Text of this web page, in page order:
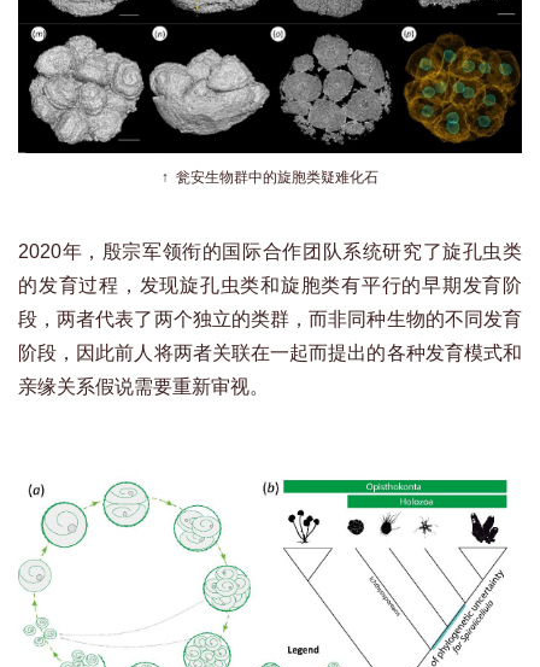
↑ 瓮安生物群中的旋胞类疑难化石
2020年，殷宗军领衔的国际合作团队系统研究了旋孔虫类
的发育过程，发现旋孔虫类和旋胞类有平行的早期发育阶
段，两者代表了两个独立的类群，而非同种生物的不同发育
阶段，因此前人将两者关联在一起而提出的各种发育模式和
亲缘关系假说需要重新审视。